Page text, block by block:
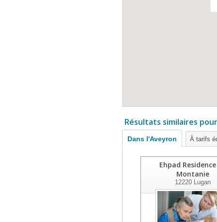
Résultats similaires
Dans l'Aveyron À tarifs
Ehpad
Montanie
12220Lugan